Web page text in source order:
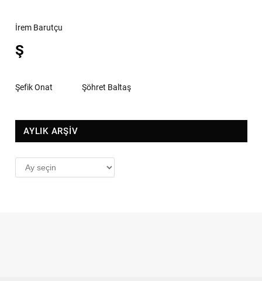
İrem Barutçu
Ş
Şefik Onat Şöhret Baltaş
AYLIK ARŞİV
AYLIK
ARŞİV